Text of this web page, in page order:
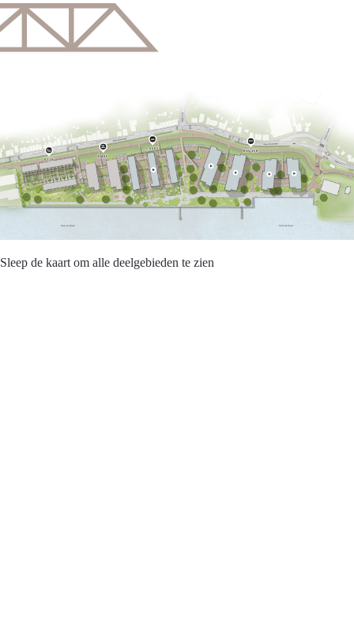
DIJK
KADE
LOODS RIVIER
Sleep de kaart om alle deelgebieden te zien